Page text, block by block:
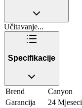
Učitavanje...
Specifikacije
Brend
Canyon
Garancija
24 Mjeseci